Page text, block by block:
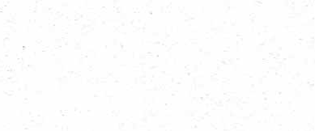
Scouting Vlierden Shop